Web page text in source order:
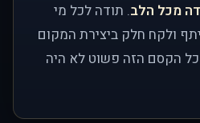
מכל הלב. תודה לכל מי
ולקח חלק ביצירת המקום
הקסם הזה פשוט לא היה